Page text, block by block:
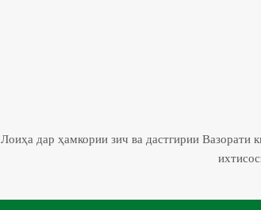
Лоиҳа дар ҳамкории зич ва дастгирии